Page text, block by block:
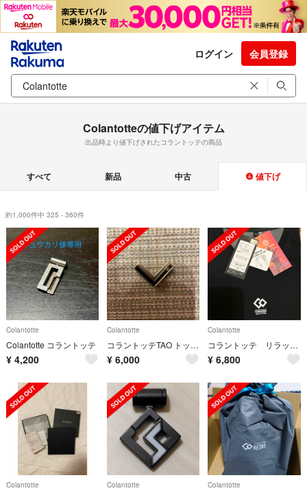
ログイン 会員登録
Colantotteの値下げアイテム
出品時より値下げされたコラントッテの商品
すべて 新品 中古 値下げ
約1,000件中 325 - 360件
Colantotte
Colantotte コラントッテ
¥ 4,200
Colantotte
コラントッテTAO トップのみ
¥ 6,000
Colantotte
コラントッテ リラックスウェア
¥ 6,800
Colantotte Colantotte Colantotte